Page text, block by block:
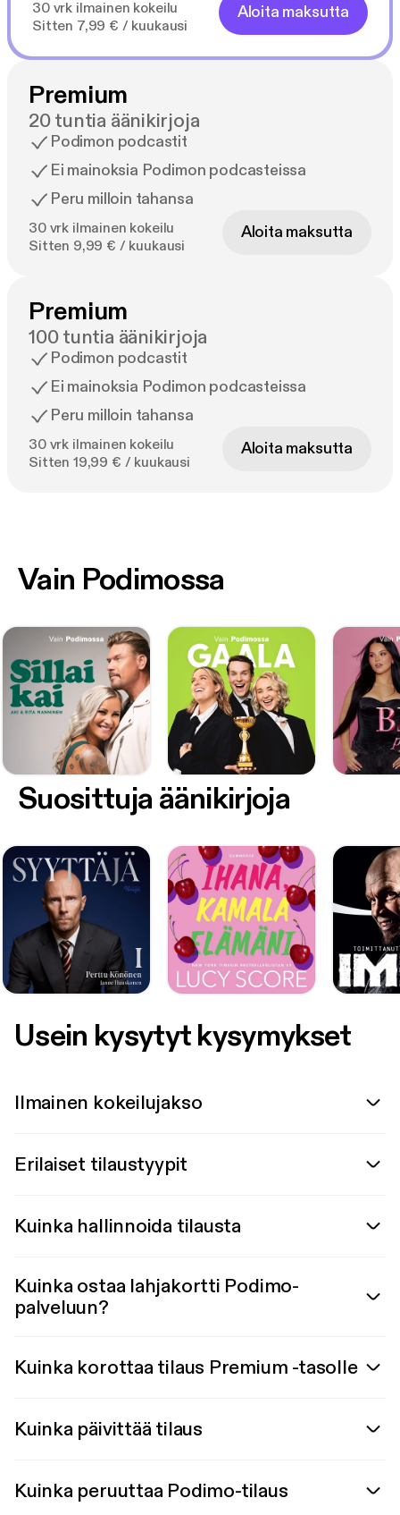
30 vrk ilmainen kokeilu
Sitten 7,99 € / kuukausi
Aloita maksutta
Premium
20 tuntia äänikirjoja
Podimon podcastit
Ei mainoksia Podimon podcasteissa
Peru milloin tahansa
30 vrk ilmainen kokeilu
Sitten 9,99 € / kuukausi
Aloita maksutta
Premium
100 tuntia äänikirjoja
Podimon podcastit
Ei mainoksia Podimon podcasteissa
Peru milloin tahansa
30 vrk ilmainen kokeilu
Sitten 19,99 € / kuukausi
Aloita maksutta
Vain Podimossa
Suosittuja äänikirjoja
Usein kysytyt kysymykset
Ilmainen kokeilujakso
Erilaiset tilaustyypit
Kuinka hallinnoida tilausta
Kuinka ostaa lahjakortti Podimo-
palveluun?
Kuinka korottaa tilaus Premium -tasolle
Kuinka päivittää tilaus
Kuinka peruuttaa Podimo-tilaus